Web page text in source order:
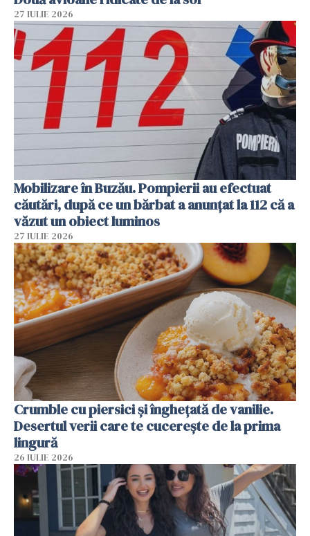
27 IULIE 2026
Mobilizare în Buzău. Pompierii au efectuat
căutări, după ce un bărbat a anunțat la 112 că a
văzut un obiect luminos
27 IULIE 2026
Crumble cu piersici și înghețată de vanilie.
Desertul verii care te cucerește de la prima
lingură
26 IULIE 2026